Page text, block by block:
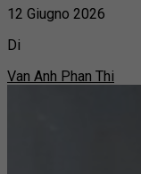
12 Giugno 2026
Di
Van Anh Phan Thi